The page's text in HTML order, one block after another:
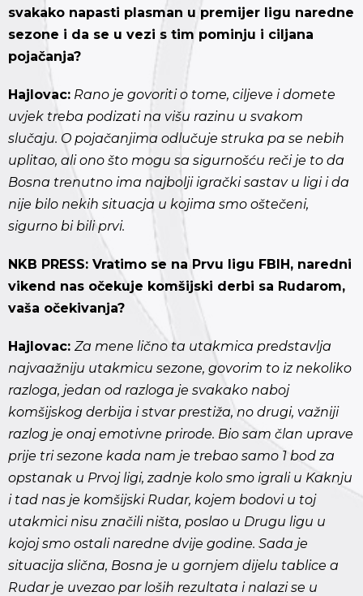
svakako napasti plasman u premijer ligu naredne
sezone i da se u vezi s tim pominju i ciljana
pojačanja?
Hajlovac: Rano je govoriti o tome, ciljeve i domete
uvjek treba podizati na višu razinu u svakom
slučaju. O pojačanjima odlučuje struka pa se nebih
uplitao, ali ono što mogu sa sigurnošću reči je to da
Bosna trenutno ima najbolji igrački sastav u ligi i da
nije bilo nekih situacja u kojima smo oštečeni,
sigurno bi bili prvi.
NKB PRESS: Vratimo se na Prvu ligu FBIH, naredni
vikend nas očekuje komšijski derbi sa Rudarom,
vaša očekivanja?
Hajlovac: Za mene lično ta utakmica predstavlja
najvaažniju utakmicu sezone, govorim to iz nekoliko
razloga, jedan od razloga je svakako naboj
komšijskog derbija i stvar prestiža, no drugi, važniji
razlog je onaj emotivne prirode. Bio sam član uprave
prije tri sezone kada nam je trebao samo 1 bod za
opstanak u Prvoj ligi, zadnje kolo smo igrali u Kaknju
i tad nas je komšijski Rudar, kojem bodovi u toj
utakmici nisu značili ništa, poslao u Drugu ligu u
kojoj smo ostali naredne dvije godine. Sada je
situacija slična, Bosna je u gornjem dijelu tablice a
Rudar je uvezao par loših rezultata i nalazi se u